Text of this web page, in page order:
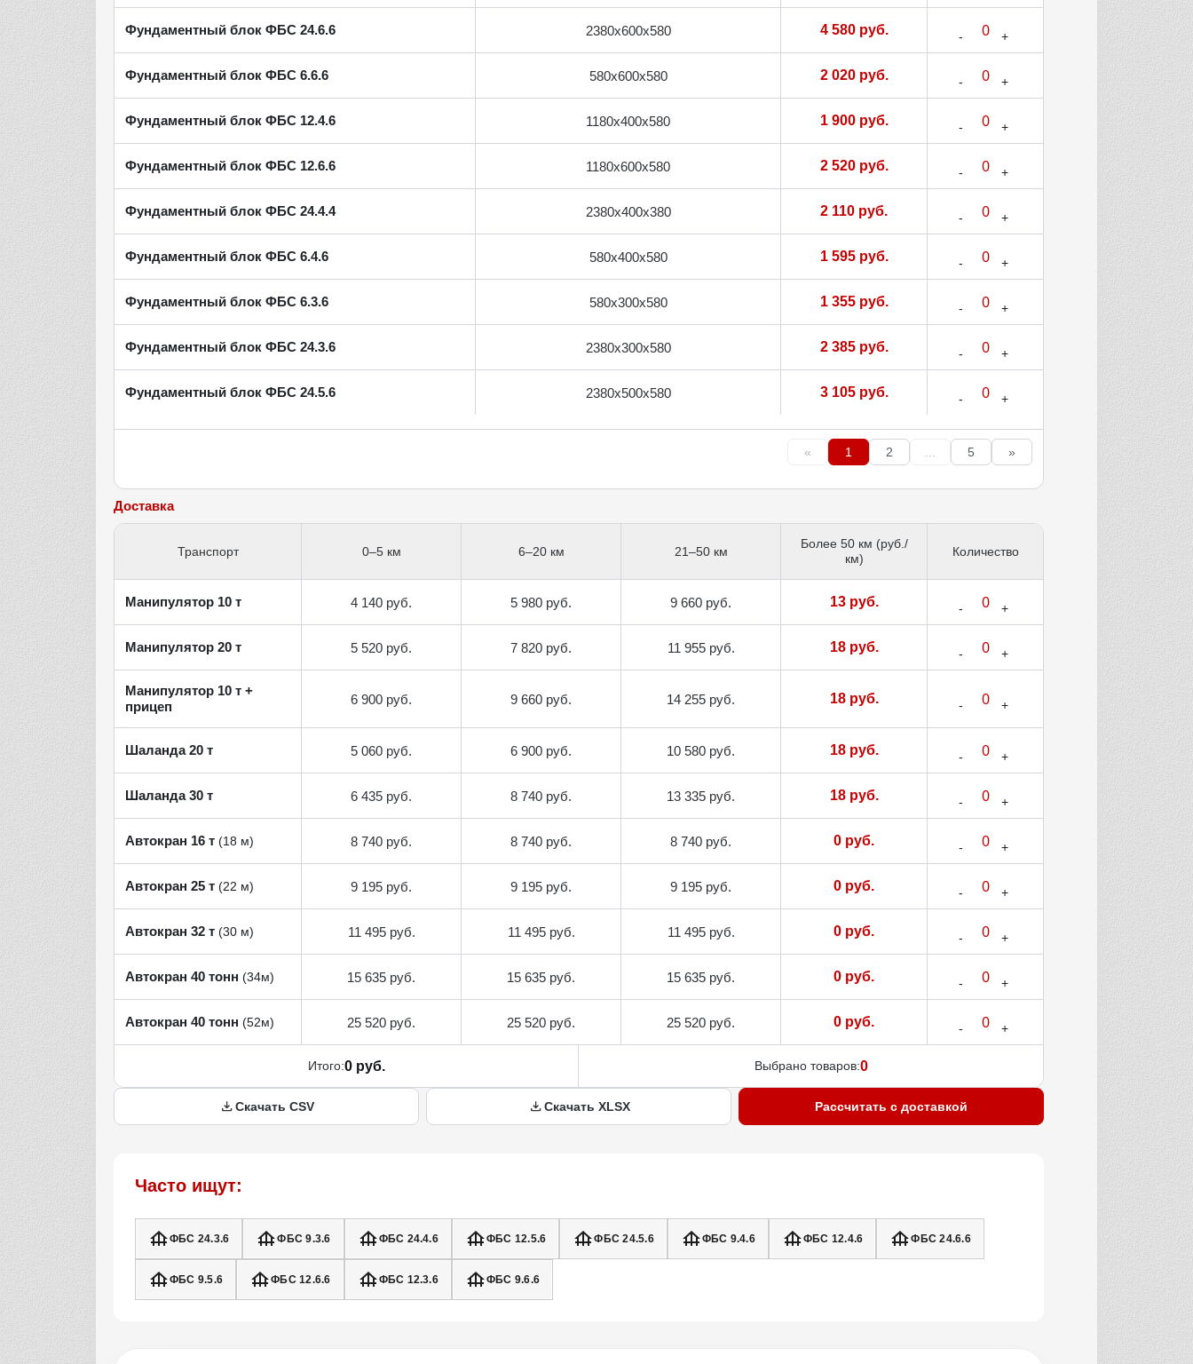
Фундаментный блок ФБС 24.6.6 2380x600x580 4 580 руб.
Фундаментный блок ФБС 6.6.6 580x600x580 2 020 руб.
Фундаментный блок ФБС 12.4.6 1180x400x580 1 900 руб.
Фундаментный блок ФБС 12.6.6 1180x600x580 2 520 руб.
Фундаментный блок ФБС 24.4.4 2380x400x380 2 110 руб.
Фундаментный блок ФБС 6.4.6 580x400x580 1 595 руб.
Фундаментный блок ФБС 6.3.6 580x300x580 1 355 руб.
Фундаментный блок ФБС 24.3.6 2380x300x580 2 385 руб.
Фундаментный блок ФБС 24.5.6 2380x500x580 3 105 руб.
« 1 2 ... 5 »
Доставка
Транспорт 0–5 км 6–20 км 21–50 км
Более 50 км (руб./
км)
Количество
Манипулятор 10 т 4 140 руб. 5 980 руб. 9 660 руб. 13 руб.
Манипулятор 20 т 5 520 руб. 7 820 руб. 11 955 руб. 18 руб.
Манипулятор 10 т +
прицеп
6 900 руб. 9 660 руб. 14 255 руб. 18 руб.
Шаланда 20 т 5 060 руб. 6 900 руб. 10 580 руб. 18 руб.
Шаланда 30 т 6 435 руб. 8 740 руб. 13 335 руб. 18 руб.
Автокран 16 т (18 м) 8 740 руб. 8 740 руб. 8 740 руб. 0 руб.
Автокран 25 т (22 м) 9 195 руб. 9 195 руб. 9 195 руб. 0 руб.
Автокран 32 т (30 м) 11 495 руб. 11 495 руб. 11 495 руб. 0 руб.
Автокран 40 тонн (34м) 15 635 руб. 15 635 руб. 15 635 руб. 0 руб.
Автокран 40 тонн (52м) 25 520 руб. 25 520 руб. 25 520 руб. 0 руб.
Итого:0 руб. Выбрано товаров:0
Скачать CSV Скачать XLSX Рассчитать с доставкой
Часто ищут:
ФБС 24.3.6 ФБС 9.3.6 ФБС 24.4.6 ФБС 12.5.6 ФБС 24.5.6 ФБС 9.4.6 ФБС 12.4.6 ФБС 24.6.6
ФБС 9.5.6 ФБС 12.6.6 ФБС 12.3.6 ФБС 9.6.6